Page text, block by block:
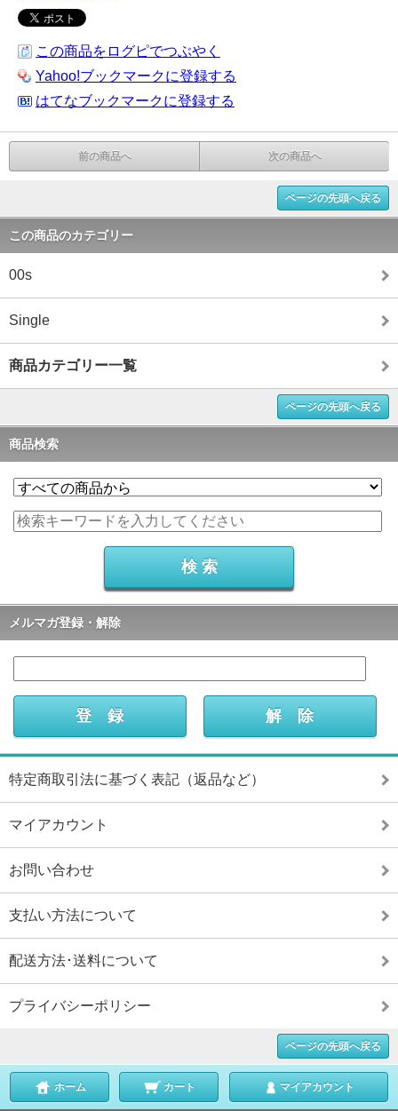
この商品をログピでつぶやく
Yahoo!ブックマークに登録する
はてなブックマークに登録する
前の商品へ 次の商品へ
ページの先頭へ戻る
この商品のカテゴリー
00s
Single
商品カテゴリー一覧
ページの先頭へ戻る
商品検索
メルマガ登録・解除
特定商取引法に基づく表記（返品など）
マイアカウント
お問い合わせ
支払い方法について
配送方法･送料について
プライバシーポリシー
ページの先頭へ戻る
ホーム カート マイアカウント